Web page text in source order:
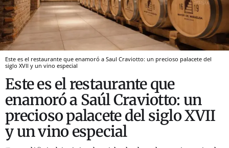
Este es el restaurante que enamoró a Saul Craviotto: un precioso palacete del
siglo XVII y un vino especial
Este es el restaurante que
enamoró a Saúl Craviotto: un
precioso palacete del siglo XVII
y un vino especial